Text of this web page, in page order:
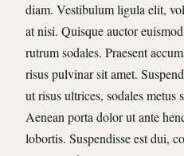
diam. Vestibulum ligula elit,
at nisi. Quisque auctor
rutrum sodales. Praesent
risus pulvinar sit amet.
ut risus ultrices, sodales metus
Aenean porta dolor ut ante
lobortis. Suspendisse est dui,